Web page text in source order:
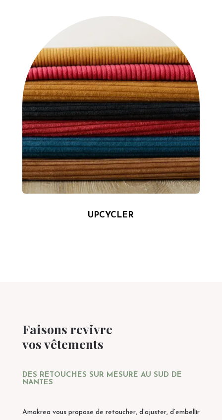
UPCYCLER
Faisons revivre
vos vêtements
DES RETOUCHES SUR MESURE AU SUD DE
NANTES
Amakrea vous propose de retoucher, d’ajuster, d’embellir